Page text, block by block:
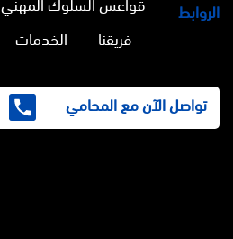
الروابط
قواعس السلوك المهني
فريقنا
الخدمات
تواصل الآن مع المحامي